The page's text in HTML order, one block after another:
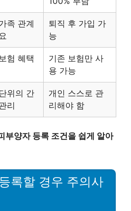
족 관계
퇴직 후 가입 가
능
험 혜택
기존 보험만 사
용 가능
위의 간
리
개인 스스로 관
리해야 함
부양자 등록 조건을 쉽게 알아
록할 경우 주의사